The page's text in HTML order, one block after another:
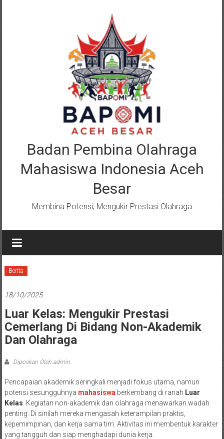
Badan Pembina Olahraga
Mahasiswa Indonesia Aceh
Besar
Membina Potensi, Mengukir Prestasi Olahraga
Berita
18/10/2025
Luar Kelas: Mengukir Prestasi
Cemerlang Di Bidang Non-Akademik
Dan Olahraga
Diposkan Oleh:admin
Pencapaian akademik seringkali menjadi fokus utama, namun
potensi sesungguhnya mahasiswa berkembang di ranah Luar
Kelas . Kegiatan non-akademik dan olahraga menawarkan wadah
penting. Di sinilah mereka mengasah keterampilan praktis,
kepemimpinan, dan kerja sama tim. Aktivitas ini membentuk karakter
yang tangguh dan siap menghadapi dunia kerja.